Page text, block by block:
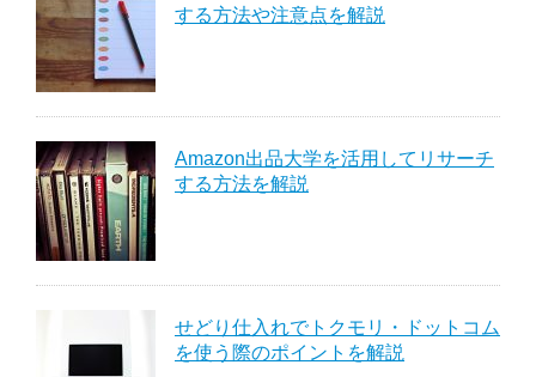
する方法や注意点を解説
Amazon出品大学を活用してリサーチ
する方法を解説
せどり仕入れでトクモリ・ドットコム
を使う際のポイントを解説